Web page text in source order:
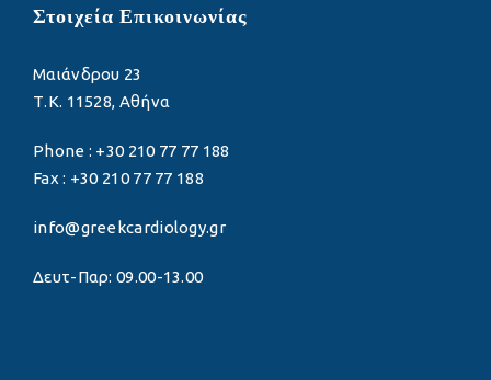
Στοιχεία Επικοινωνίας
Μαιάνδρου 23
Τ.Κ. 11528, Αθήνα
Phone : +30 210 77 77 188
Fax : +30 210 77 77 188
info@greekcardiology.gr
Δευτ-Παρ: 09.00-13.00